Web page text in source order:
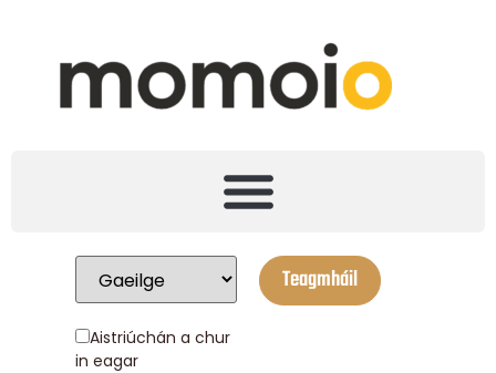
Aistriúchán a chur
in eagar
Teagmháil